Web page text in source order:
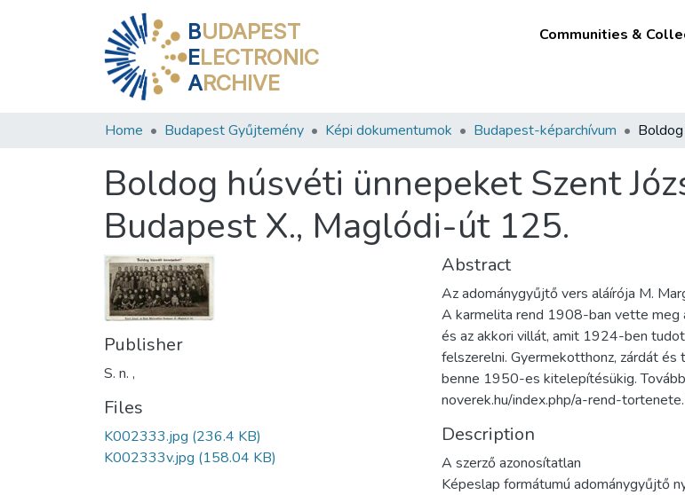
BUDAPEST
ELECTRONIC
ARCHIVE
Communities &
Home Budapest Gyűjtemény Képi dokumentumok Budapest-képarchívum
Boldog húsvéti ünnepeket Szent
Budapest X., Maglódi-út 125.
Publisher
S. n. ,
Files
K002333.jpg (236.4 KB)
K002333v.jpg (158.04 KB)
Abstract
Az adománygyűjtő vers aláírója M.
A karmelita rend 1908-ban vette meg
és az akkori villát, amit 1924-ben
felszerelni. Gyermekotthonz, zárdát
benne 1950-es kitelepítésükig.
noverek.hu/index.php/a-rend-
Description
A szerző azonosítatlan
Képeslap formátumú adománygyűjtő